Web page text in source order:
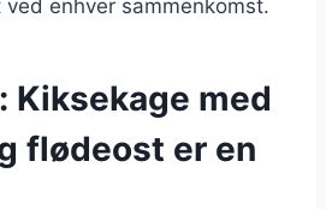
enhver sammenkomst.
Kiksekage med
flødeost er en